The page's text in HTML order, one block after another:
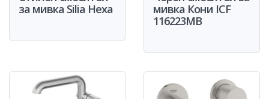
за мивка Silia Hexa
мивка Кони ICF
116223MB